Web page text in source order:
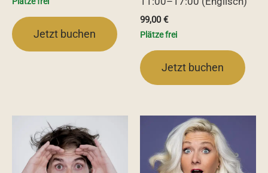
Jetzt buchen
99,00€
Plätze frei
Jetzt buchen